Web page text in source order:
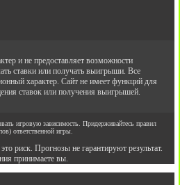
и не предоставляет возможности
ставки или получать выигрыши. Все
характер. Сайт не имеет функций для
ставок или получения выигрышей.
игровую зависимость. Придерживайтесь правил
ответственной игры.
риск. Прогнозы не гарантируют результат.
принимаете вы.